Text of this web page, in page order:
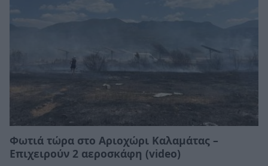
Φωτιά τώρα στο Αριοχώρι Καλαμάτας –
Επιχειρούν 2 αεροσκάφη (video)